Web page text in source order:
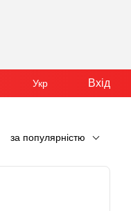
Укр Вхід
за популярністю